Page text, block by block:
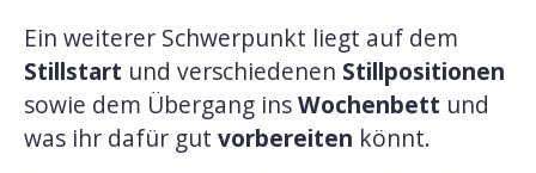
Ein weiterer Schwerpunkt liegt auf dem
Stillstart und verschiedenen Stillpositionen
sowie dem Übergang insWochenbett und
was ihr dafür gut vorbereiten könnt.